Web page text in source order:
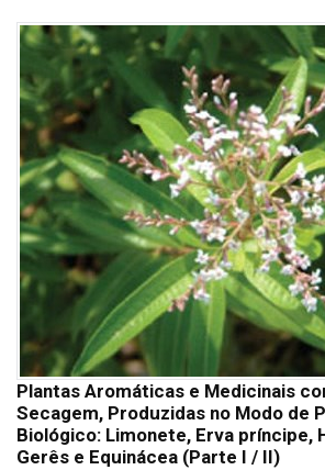
Plantas Aromáticas e Medicinais
Secagem, Produzidas no Modo de
Biológico: Limonete, Erva príncipe,
Gerês e Equinácea (Parte I / II)